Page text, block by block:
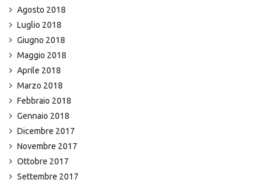
Agosto 2018
Luglio 2018
Giugno 2018
Maggio 2018
Aprile 2018
Marzo 2018
Febbraio 2018
Gennaio 2018
Dicembre 2017
Novembre 2017
Ottobre 2017
Settembre 2017